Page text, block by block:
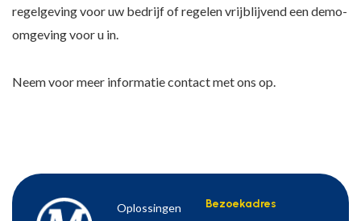
regelgeving voor uw bedrijf of regelen vrijblijvend een demo-
omgeving voor u in.
Neem voor meer informatie contact met ons op.
Oplossingen
Bezoekadres